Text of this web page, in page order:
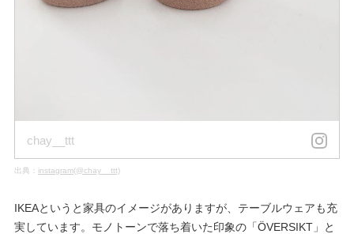
chay__ttt
出典： instagram(@chay__ttt)
IKEAというと家具のイメージがありますが、テーブルウェアも充
実しています。モノトーンで落ち着いた印象の「ÖVERSIKT」と